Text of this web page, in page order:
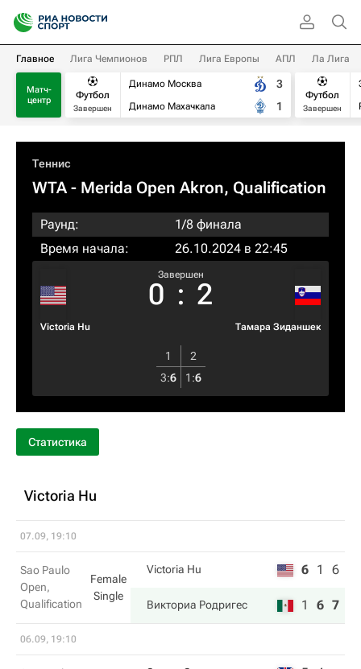
Главное Лига Чемпионов РПЛ Лига Европы АПЛ Ла Лига
Матч-
центр
Футбол
Завершен
Динамо Москва
Динамо Махачкала
3
1
Футбол
Завершен
Теннис
WTA- Merida Open Akron, Qualification
Раунд:
1/8 финала
Время начала:
26.10.2024 в 22:45
Victoria Hu
Завершен
0 : 2
Тамара Зиданшек
1
2
3:6 1 :6
Статистика
Victoria Hu
07.09, 19:10
Sao Paulo
Open,
Qualification
Female
Single
Victoria Hu 6 1 6
Викториа Родригес 1 6 7
06.09, 19:10